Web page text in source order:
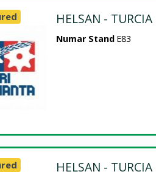
HELSAN - TURCIA
Numar Stand E83
HELSAN - TURCIA